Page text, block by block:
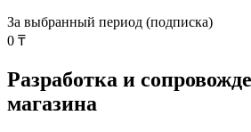
За выбранный период (подписка)
0 ₸
Разработка и
магазина